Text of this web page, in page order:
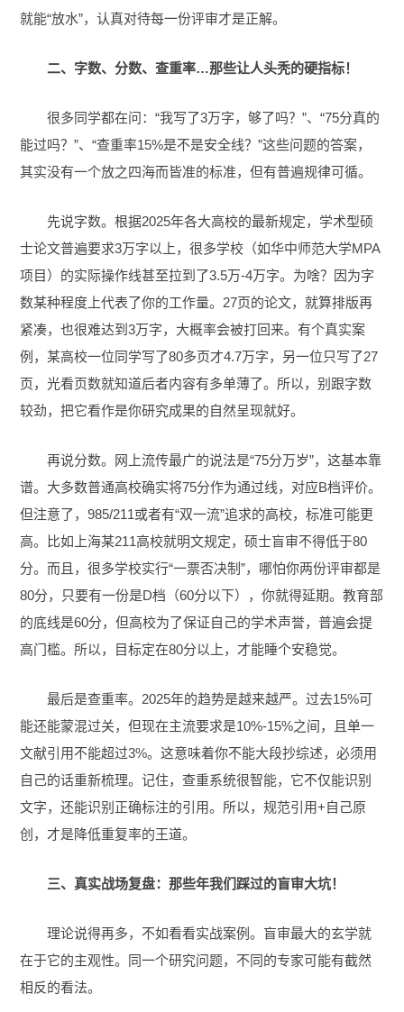
就能“放水”，认真对待每一份评审才是正解。
二、字数、分数、查重率…那些让人头秃的硬指标！
很多同学都在问：“我写了3万字，够了吗？”、“75分真的
能过吗？”、“查重率15%是不是安全线？”这些问题的答案，
其实没有一个放之四海而皆准的标准，但有普遍规律可循。
先说字数。根据2025年各大高校的最新规定，学术型硕
士论文普遍要求3万字以上，很多学校（如华中师范大学MPA
项目）的实际操作线甚至拉到了3.5万-4万字。为啥？因为字
数某种程度上代表了你的工作量。27页的论文，就算排版再
紧凑，也很难达到3万字，大概率会被打回来。有个真实案
例，某高校一位同学写了80多页才4.7万字，另一位只写了27
页，光看页数就知道后者内容有多单薄了。所以，别跟字数
较劲，把它看作是你研究成果的自然呈现就好。
再说分数。网上流传最广的说法是“75分万岁”，这基本靠
谱。大多数普通高校确实将75分作为通过线，对应B档评价。
但注意了，985/211或者有“双一流”追求的高校，标准可能更
高。比如上海某211高校就明文规定，硕士盲审不得低于80
分。而且，很多学校实行“一票否决制”，哪怕你两份评审都是
80分，只要有一份是D档（60分以下），你就得延期。教育部
的底线是60分，但高校为了保证自己的学术声誉，普遍会提
高门槛。所以，目标定在80分以上，才能睡个安稳觉。
最后是查重率。2025年的趋势是越来越严。过去15%可
能还能蒙混过关，但现在主流要求是10%-15%之间，且单一
文献引用不能超过3%。这意味着你不能大段抄综述，必须用
自己的话重新梳理。记住，查重系统很智能，它不仅能识别
文字，还能识别正确标注的引用。所以，规范引用+自己原
创，才是降低重复率的王道。
三、真实战场复盘：那些年我们踩过的盲审大坑！
理论说得再多，不如看看实战案例。盲审最大的玄学就
在于它的主观性。同一个研究问题，不同的专家可能有截然
相反的看法。